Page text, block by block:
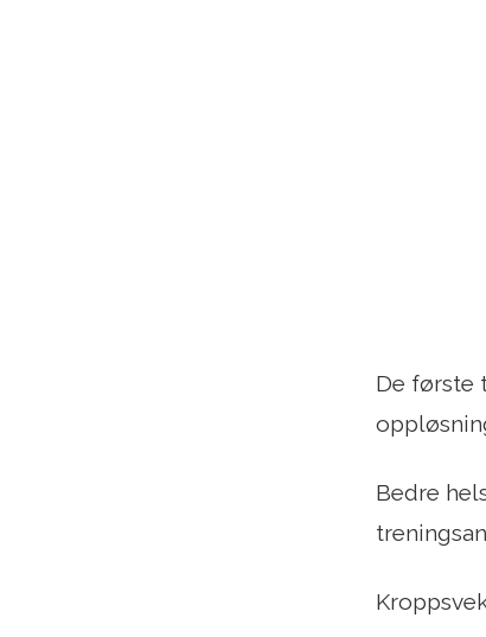
De første
Bedre